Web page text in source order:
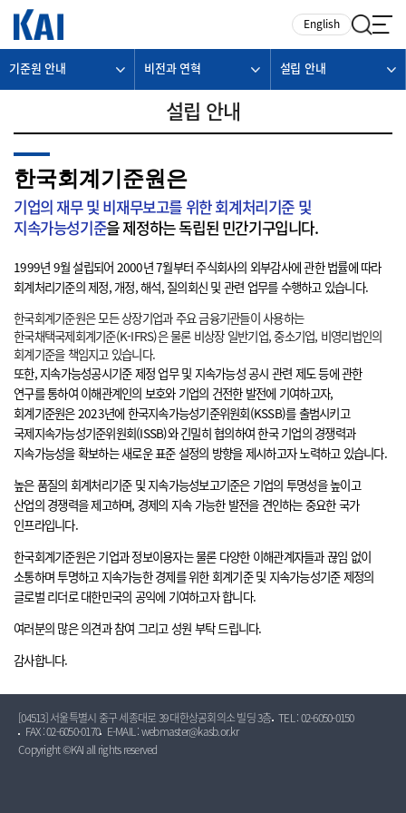
English
기준원 안내 비전과 연혁 설립 안내
설립 안내
한국회계기준원은
기업의 재무 및 비재무보고를 위한 회계처리기준 및
지속가능성기준을 제정하는 독립된 민간기구입니다.
1999년 9월 설립되어 2000년 7월부터 주식회사의 외부감사에 관한 법률에 따라
회계처리기준의 제정, 개정, 해석, 질의회신 및 관련 업무를 수행하고 있습니다.
한국회계기준원은 모든 상장기업과 주요 금융기관들이 사용하는
한국채택국제회계기준(K-IFRS)은 물론 비상장 일반기업, 중소기업, 비영리법인의
회계기준을 책임지고 있습니다.
또한, 지속가능성공시기준 제정 업무 및 지속가능성 공시 관련 제도 등에 관한
연구를 통하여 이해관계인의 보호와 기업의 건전한 발전에 기여하고자,
회계기준원은 2023년에 한국지속가능성기준위원회(KSSB)를 출범시키고
국제지속가능성기준위원회(ISSB)와 긴밀히 협의하여 한국 기업의 경쟁력과
지속가능성을 확보하는 새로운 표준 설정의 방향을 제시하고자 노력하고 있습니다.
높은 품질의 회계처리기준 및 지속가능성보고기준은 기업의 투명성을 높이고
산업의 경쟁력을 제고하며, 경제의 지속 가능한 발전을 견인하는 중요한 국가
인프라입니다.
한국회계기준원은 기업과 정보이용자는 물론 다양한 이해관계자들과 끊임 없이
소통하며 투명하고 지속가능한 경제를 위한 회계기준 및 지속가능성기준 제정의
글로벌 리더로 대한민국의 공익에 기여하고자 합니다.
여러분의 많은 의견과 참여 그리고 성원 부탁 드립니다.
감사합니다.
[04513] 서울특별시 중구 세종대로 39 대한상공회의소 빌딩 3층 TEL : 02-6050-0150
FAX : 02-6050-0170
E-MAIL : webmaster@kasb.or.kr
Copyright ©KAI all rights reserved